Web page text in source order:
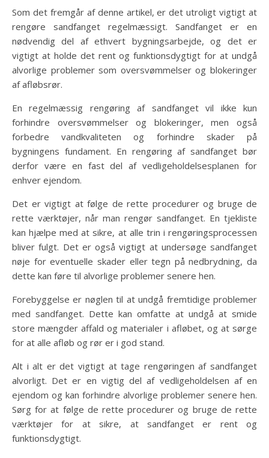
Som det fremgår af denne artikel, er det utroligt vigtigt at
rengøre sandfanget regelmæssigt. Sandfanget er en
nødvendig del af ethvert bygningsarbejde, og det er
vigtigt at holde det rent og funktionsdygtigt for at undgå
alvorlige problemer som oversvømmelser og blokeringer
af afløbsrør.
En regelmæssig rengøring af sandfanget vil ikke kun
forhindre oversvømmelser og blokeringer, men også
forbedre vandkvaliteten og forhindre skader på
bygningens fundament. En rengøring af sandfanget bør
derfor være en fast del af vedligeholdelsesplanen for
enhver ejendom.
Det er vigtigt at følge de rette procedurer og bruge de
rette værktøjer, når man rengør sandfanget. En tjekliste
kan hjælpe med at sikre, at alle trin i rengøringsprocessen
bliver fulgt. Det er også vigtigt at undersøge sandfanget
nøje for eventuelle skader eller tegn på nedbrydning, da
dette kan føre til alvorlige problemer senere hen.
Forebyggelse er nøglen til at undgå fremtidige problemer
med sandfanget. Dette kan omfatte at undgå at smide
store mængder affald og materialer i afløbet, og at sørge
for at alle afløb og rør er i god stand.
Alt i alt er det vigtigt at tage rengøringen af sandfanget
alvorligt. Det er en vigtig del af vedligeholdelsen af en
ejendom og kan forhindre alvorlige problemer senere hen.
Sørg for at følge de rette procedurer og bruge de rette
værktøjer for at sikre, at sandfanget er rent og
funktionsdygtigt.